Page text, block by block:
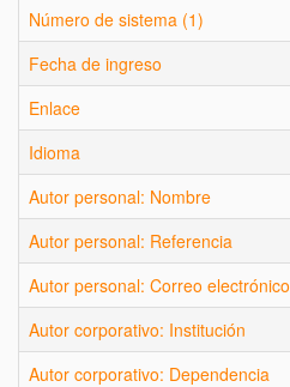
Número de sistema (1)
Fecha de ingreso
Enlace
Idioma
Autor personal: Nombre
Autor personal: Referencia
Autor personal: Correo electrónico
Autor corporativo: Institución
Autor corporativo: Dependencia